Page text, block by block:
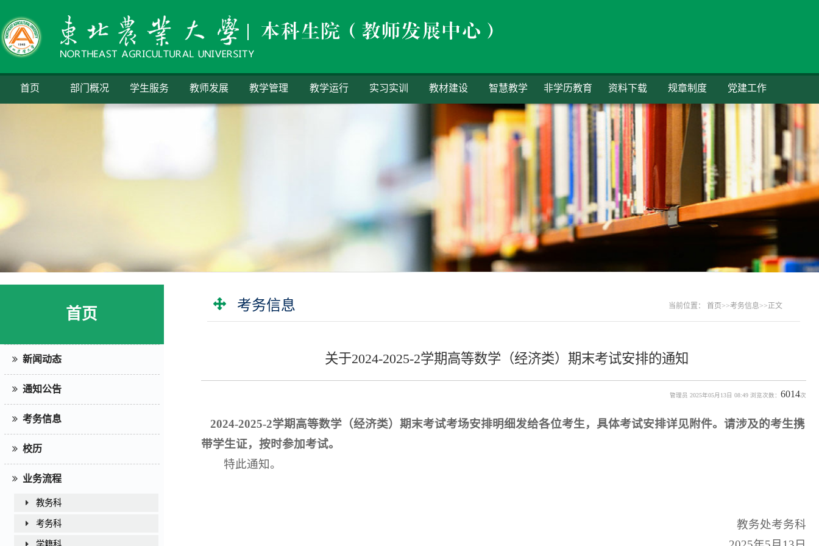
首页 部门概况 学生服务 教师发展 教学管理 教学运行 实习实训 教材建设 智慧教学 非学历教育 资料下载 规章制度 党建工作
首页
新闻动态
通知公告
考务信息
校历
业务流程
教务科
考务科
考务信息 当前位置： 首页 >>考务信息>>正文
关于2024-2025-2学期高等数学（经济类）期末考试安排的通知
管理员 2025年05月13日 08:49 浏览次数：6014次
2024-2025-2学期高等数学（经济类）期末考试考场安排明细发给各位考生，具体考试安排详见附件。请涉及的考生携
带学生证，按时参加考试。
特此通知。
教务处考务科